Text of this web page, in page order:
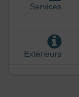
Services
Extérieurs